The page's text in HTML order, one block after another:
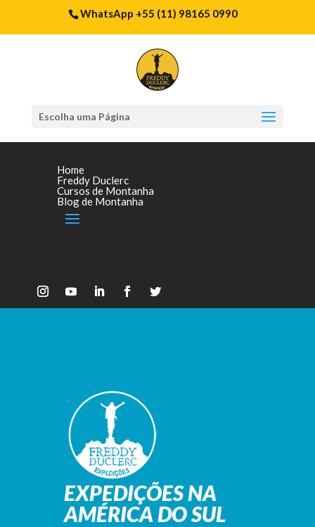
WhatsApp +55 (11) 98165 0990
Escolha uma Página
Home
Freddy Duclerc
Cursos de Montanha
Blog de Montanha
EXPEDIÇÕES NA
AMÉRICA DO SUL